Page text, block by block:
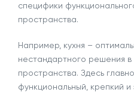
специфики
пространства.
Например, кухня –
нестандартного решения
пространства. Здесь
функциональный, крепкий